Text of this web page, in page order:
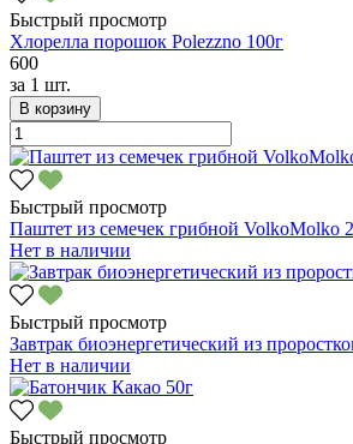
Быстрый просмотр
Хлорелла порошок Polezzno 100г
600
за 1 шт.
В корзину
Быстрый просмотр
Паштет из семечек грибной VolkoMolko
Нет в наличии
Быстрый просмотр
Завтрак биоэнергетический из
Нет в наличии
Быстрый просмотр